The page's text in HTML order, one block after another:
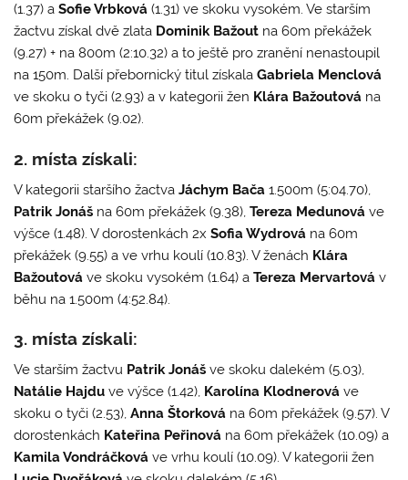
(1.37) aSofie Vrbková (1.31) ve skoku vysokém. Ve starším
žactvu získal dvě zlata Dominik Bažout na 60m překážek
(9.27) + na 800m (2:10.32) a to ještě pro zranění nenastoupil
na 150m. Další přebornický titul získalaGabriela Menclová
ve skoku o tyči (2.93) a v kategorii žen Klára Bažoutová na
60m překážek (9.02).
2. místa získali:
V kategorii staršího žactvaJáchym Bača 1.500m (5:04.70),
Patrik Jonáš na 60m překážek (9.38),Tereza Medunová ve
výšce (1.48). V dorostenkách 2xSofia Wydrová na 60m
překážek (9.55) a ve vrhu koulí (10.83). V ženách Klára
Bažoutová ve skoku vysokém (1.64) aTereza Mervartová v
běhu na 1.500m (4:52.84).
3. místa získali:
Ve starším žactvu Patrik Jonáš ve skoku dalekém (5.03),
Natálie Hajdu ve výšce (1.42), Karolína Klodnerová ve
skoku o tyči (2.53),Anna Štorková na 60m překážek (9.57). V
dorostenkách Kateřina Peřinová na 60m překážek (10.09) a
Kamila Vondráčková ve vrhu koulí (10.09). V kategorii žen